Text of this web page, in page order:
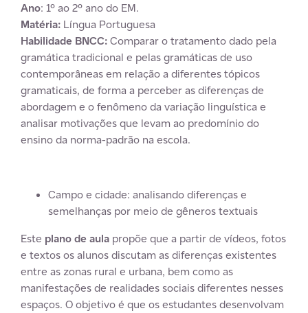
Ano: 1º ao 2º ano do EM.
Matéria: Língua Portuguesa
Habilidade BNCC:Comparar o tratamento dado pela
gramática tradicional e pelas gramáticas de uso
contemporâneas em relação a diferentes tópicos
gramaticais, de forma a perceber as diferenças de
abordagem e o fenômeno da variação linguística e
analisar motivações que levam ao predomínio do
ensino da norma-padrão na escola.
Campo e cidade: analisando diferenças e
semelhanças por meio de gêneros textuais
Este plano de aula propõe que a partir de vídeos, fotos
e textos os alunos discutam as diferenças existentes
entre as zonas rural e urbana, bem como as
manifestações de realidades sociais diferentes nesses
espaços. O objetivo é que os estudantes desenvolvam